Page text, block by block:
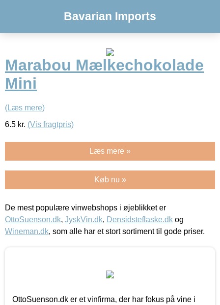
Bavarian Imports
Marabou Mælkechokolade
Mini
(Læs mere)
6.5 kr. (Vis fragtpris)
Læs mere »
Køb nu »
De mest populære vinwebshops i øjeblikket er
OttoSuenson.dk, JyskVin.dk, Densidsteflaske.dk og
Wineman.dk, som alle har et stort sortiment til gode priser.
OttoSuenson.dk er et vinfirma, der har fokus på vine i